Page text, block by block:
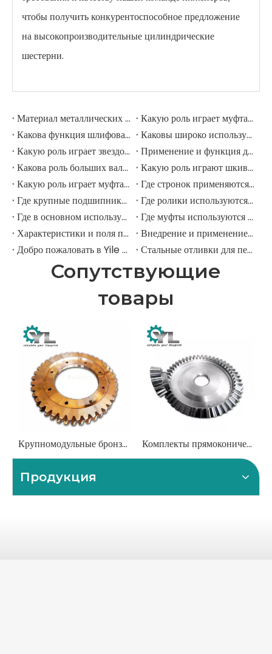
чтобы получить конкурентоспособное предложение
на высокопроизводительные цилиндрические
шестерни.
Материал металлических передач
Какую роль играет муфта в шлифовальной мельнице?
Какова функция шлифовальных рулонов в мельнице шлифовации?
Каковы широко используемые аксессуары в шлифовальной мельнице?
Какую роль играет звездочка в горнодобывающем экскаваторе?
Применение и функция дорожных роликов в горнодобывающих экскаваторах
Какова роль больших валов в горнодобывающих экскаваторах?
Какую роль играют шкивы в крупных горнодобывающих экскаваторах?
Какую роль играет муфта в горнодобывающем экскаваторе?
Где стронок применяются в горнодобывающем оборудовании?
Где крупные подшипники применяются в механическом оборудовании?
Где ролики используются в крупномасштабном механическом оборудовании?
Где в основном используются промышленные шкивы?
Где муфты используются в промышленном поле?
Характеристики и поля применения шестерни для елочки
Внедрение и применение прямозубых передач.
Добро пожаловать в Yile Machinery
Стальные отливки для передач
Сопутствующие
товары
Крупномодульные бронзовые червячные колеса для тяжелого промышленного применения Комплекты прямоконических шестерен по индивидуальному заказу для промышленной и сельскохозяйственной техники
Продукция